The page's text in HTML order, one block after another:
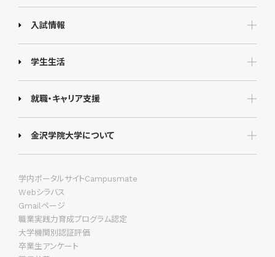
入試情報
学生生活
就職・キャリア支援
金沢学院大学について
学内ポータルサイトCampusmate
Webシラバス
Gmailページ
職業実践力育成プログラム認定
大学機関別認証評価
卒業生アンケート